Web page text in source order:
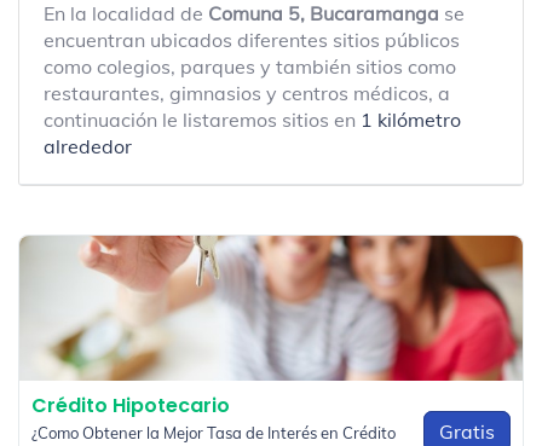
En la localidad de Comuna 5, Bucaramanga se
encuentran ubicados diferentes sitios públicos
como colegios, parques y también sitios como
restaurantes, gimnasios y centros médicos, a
continuación le listaremos sitios en 1 kilómetro
alrededor
Crédito Hipotecario
¿Como Obtener la Mejor Tasa de Interés en Crédito
Gratis